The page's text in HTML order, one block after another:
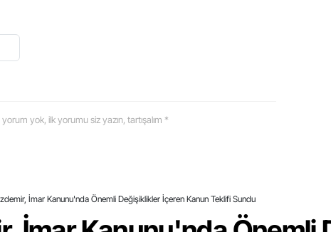
yok, ilk yorumu siz yazın, tartışalım *
İmar Kanunu'nda Önemli Değişiklikler İçeren Kanun Teklifi Sundu